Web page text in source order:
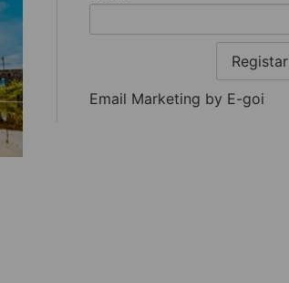
Registar
Email Marketing by E-goi